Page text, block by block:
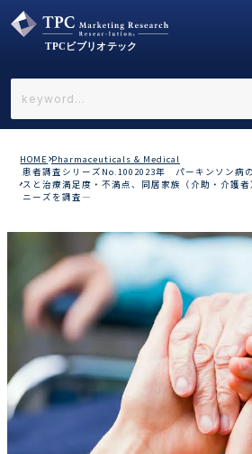
←戻る
業界で選ぶ
カテゴリで選ぶ
HOME Pharmaceuticals & Medical
患者調査シリーズNo.1002023年 パーキンソン病
スと治療満足度・不満点、同居家族（介助・介護
ニーズを調査―